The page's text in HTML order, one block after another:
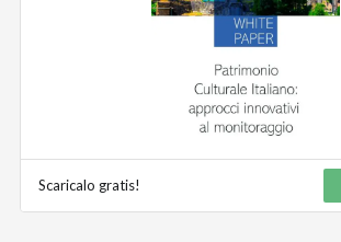
Scaricalo gratis!